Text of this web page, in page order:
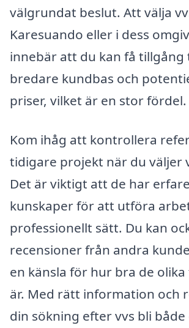
välgrundat beslut. Att välja
Karesuando eller i dess
innebär att du kan få tillgång
bredare kundbas och
priser, vilket är en stor fördel.
Kom ihåg att kontrollera
tidigare projekt när du väljer
Det är viktigt att de har
kunskaper för att utföra
professionellt sätt. Du kan
recensioner från andra
en känsla för hur bra de
är. Med rätt information och
din sökning efter vvs bli